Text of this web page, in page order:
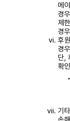
메
경
제
경우
후
경
단,
확
기